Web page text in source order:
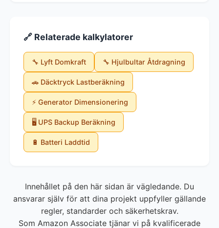
🔗 Relaterade kalkylatorer
🔧 Lyft Domkraft 🔧 Hjulbultar Åtdragning
🚗 Däcktryck Lastberäkning
⚡ Generator Dimensionering
🖥️ UPS Backup Beräkning
🔋 Batteri Laddtid
Innehållet på den här sidan är vägledande. Du
ansvarar själv för att dina projekt uppfyller gällande
regler, standarder och säkerhetskrav.
Som Amazon Associate tjänar vi på kvalificerade